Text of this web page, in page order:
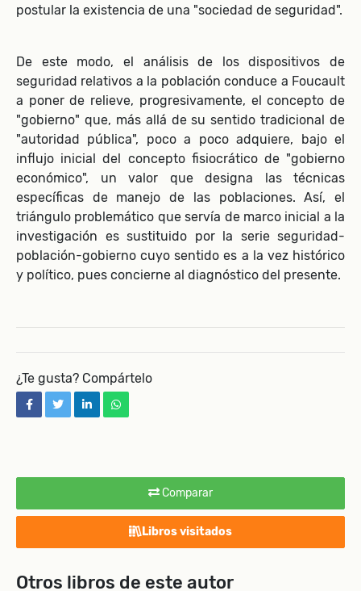
Comparar
Libros visitados
Otros libros de este autor
postular la existencia de una "sociedad de seguridad".
De este modo, el análisis de los dispositivos de
seguridad relativos a la población conduce a Foucault
a poner de relieve, progresivamente, el concepto de
"gobierno" que, más allá de su sentido tradicional de
"autoridad pública", poco a poco adquiere, bajo el
influjo inicial del concepto fisiocrático de "gobierno
económico", un valor que designa las técnicas
específicas de manejo de las poblaciones. Así, el
triángulo problemático que servía de marco inicial a la
investigación es sustituido por la serie seguridad-
población-gobierno cuyo sentido es a la vez histórico
y político, pues concierne al diagnóstico del presente.
¿Te gusta? Compártelo
facebooktwitterlinkedinwhatsapp